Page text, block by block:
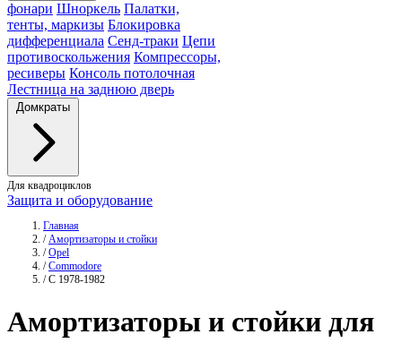
фонари Шноркель Палатки,
тенты, маркизы Блокировка
дифференциала Сенд-траки Цепи
противоскольжения Компрессоры,
ресиверы Консоль потолочная
Лестница на заднюю дверь
Домкраты
Для квадроциклов
Защита и оборудование
Главная
/ Амортизаторы и стойки
/ Opel
/ Commodore
/ C 1978-1982
Амортизаторы и стойки для